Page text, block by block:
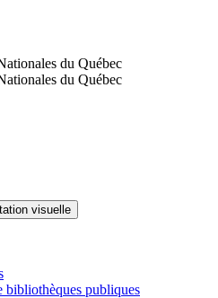
visuelle
bibliothèques publiques